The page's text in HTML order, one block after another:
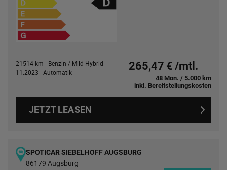
21514 km | Benzin / Mild-Hybrid
11.2023 | Automatik
265,47 € /mtl.
48 Mon. / 5.000 km
inkl. Bereitstellungskosten
JETZT LEASEN
SPOTICAR SIEBELHOFF AUGSBURG
86179 Augsburg